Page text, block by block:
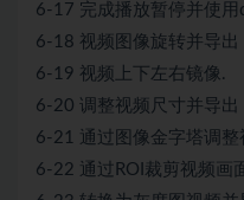
6-17 完成播放暂停并使
6-18 视频图像旋转并导出
6-19 视频上下左右镜像.
6-20 调整视频尺寸并导出
6-21 通过图像金字塔调整
6-22 通过ROI裁剪视频画